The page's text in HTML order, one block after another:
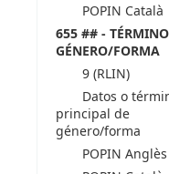
POPIN Català
655 ## -
GÉNERO/FORMA
9 (RLIN)
Datos o
principal de
género/forma
POPIN Anglès